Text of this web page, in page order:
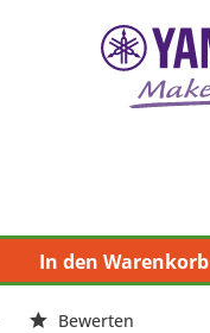
In den Warenkorb
Bewerten